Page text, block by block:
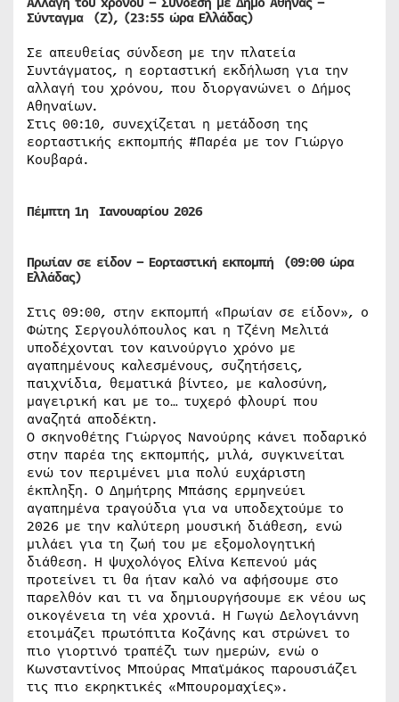
Σύνταγμα (Z), (23:55 ώρα Ελλάδας)
Σε απευθείας σύνδεση με την πλατεία
Συντάγματος, η εορταστική εκδήλωση για την
αλλαγή του χρόνου, που διοργανώνει ο Δήμος
Αθηναίων.
Στις 00:10, συνεχίζεται η μετάδοση της
εορταστικής εκπομπής #Παρέα με τον Γιώργο
Κουβαρά.
Πέμπτη 1η Ιανουαρίου 2026
Πρωίαν σε είδον – Εορταστική εκπομπή (09:00 ώρα
Ελλάδας)
Στις 09:00, στην εκπομπή «Πρωίαν σε είδον», ο
Φώτης Σεργουλόπουλος και η Τζένη Μελιτά
υποδέχονται τον καινούργιο χρόνο με
αγαπημένους καλεσμένους, συζητήσεις,
παιχνίδια, θεματικά βίντεο, με καλοσύνη,
μαγειρική και με το… τυχερό φλουρί που
αναζητά αποδέκτη.
Ο σκηνοθέτης Γιώργος Νανούρης κάνει ποδαρικό
στην παρέα της εκπομπής, μιλά, συγκινείται
ενώ τον περιμένει μια πολύ ευχάριστη
έκπληξη. Ο Δημήτρης Μπάσης ερμηνεύει
αγαπημένα τραγούδια για να υποδεχτούμε το
2026 με την καλύτερη μουσική διάθεση, ενώ
μιλάει για τη ζωή του με εξομολογητική
διάθεση. Η ψυχολόγος Ελίνα Κεπενού μάς
προτείνει τι θα ήταν καλό να αφήσουμε στο
παρελθόν και τι να δημιουργήσουμε εκ νέου ως
οικογένεια τη νέα χρονιά. Η Γωγώ Δελογιάννη
ετοιμάζει πρωτόπιτα Κοζάνης και στρώνει το
πιο γιορτινό τραπέζι των ημερών, ενώ ο
Κωνσταντίνος Μπούρας Μπαϊμάκος παρουσιάζει
τις πιο εκρηκτικές «Μπουρομαχίες».